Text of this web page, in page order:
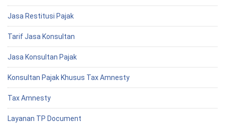
Jasa Restitusi Pajak
Tarif Jasa Konsultan
Jasa Konsultan Pajak
Konsultan Pajak Khusus Tax Amnesty
Tax Amnesty
Layanan TP Document